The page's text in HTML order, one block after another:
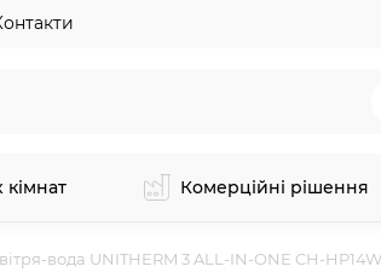
кімнат Комерційні рішення
вода UNITHERM 3 ALL-IN-ONE CH-